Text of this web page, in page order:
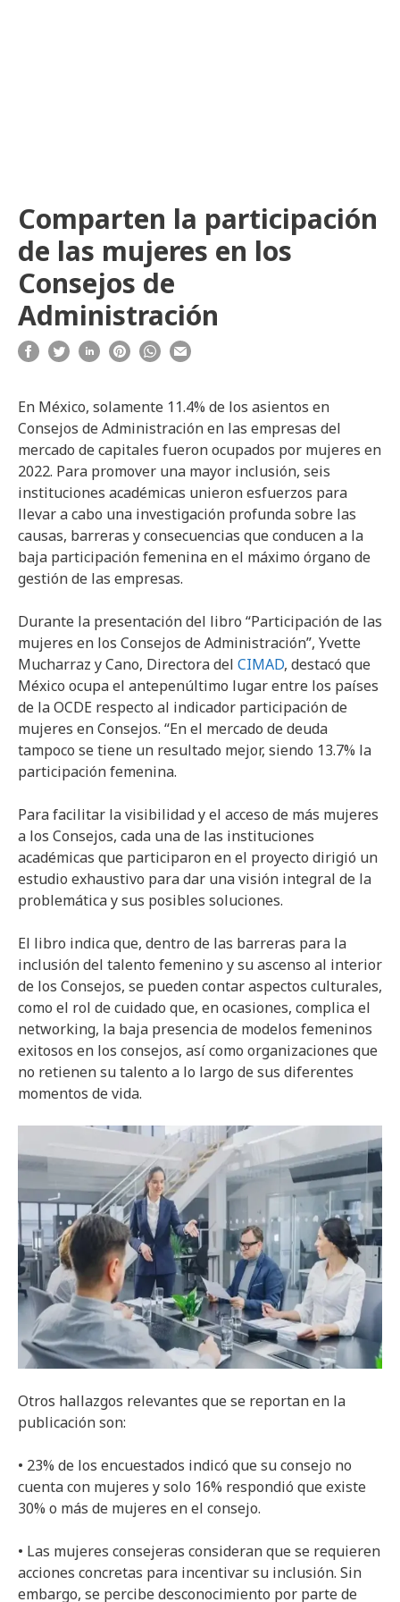
Comparten la participación
de las mujeres en los
Consejos de
Administración
En México, solamente 11.4% de los asientos en
Consejos de Administración en las empresas del
mercado de capitales fueron ocupados por mujeres en
2022. Para promover una mayor inclusión, seis
instituciones académicas unieron esfuerzos para
llevar a cabo una investigación profunda sobre las
causas, barreras y consecuencias que conducen a la
baja participación femenina en el máximo órgano de
gestión de las empresas.
Durante la presentación del libro “Participación de las
mujeres en los Consejos de Administración”, Yvette
Mucharraz y Cano, Directora del CIMAD, destacó que
México ocupa el antepenúltimo lugar entre los países
de la OCDE respecto al indicador participación de
mujeres en Consejos. “En el mercado de deuda
tampoco se tiene un resultado mejor, siendo 13.7% la
participación femenina.
Para facilitar la visibilidad y el acceso de más mujeres
a los Consejos, cada una de las instituciones
académicas que participaron en el proyecto dirigió un
estudio exhaustivo para dar una visión integral de la
problemática y sus posibles soluciones.
El libro indica que, dentro de las barreras para la
inclusión del talento femenino y su ascenso al interior
de los Consejos, se pueden contar aspectos culturales,
como el rol de cuidado que, en ocasiones, complica el
networking, la baja presencia de modelos femeninos
exitosos en los consejos, así como organizaciones que
no retienen su talento a lo largo de sus diferentes
momentos de vida.
Otros hallazgos relevantes que se reportan en la
publicación son:
• 23% de los encuestados indicó que su consejo no
cuenta con mujeres y solo 16% respondió que existe
30% o más de mujeres en el consejo.
• Las mujeres consejeras consideran que se requieren
acciones concretas para incentivar su inclusión. Sin
embargo, se percibe desconocimiento por parte de